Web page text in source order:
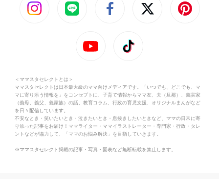
＜ママスタセレクトとは＞
ママスタセレクトは日本最大級のママ向けメディアです。「いつでも、どこでも、マ
マに寄り添う情報を」をコンセプトに、子育て情報からママ友、夫（旦那）、義実家
（義母、義父、義家族）の話、教育コラム、行政の育児支援、オリジナルまんがなど
を日々配信しています。
不安なとき・笑いたいとき・泣きたいとき・息抜きしたいときなど、ママの日常に寄
り添った記事をお届け！ママライター・ママイラストレーター・専門家・行政・タレ
ントなどが協力して、「ママのお悩み解決」を目指していきます。
※ママスタセレクト掲載の記事・写真・図表など無断転載を禁止します。